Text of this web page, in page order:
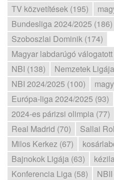
TV közvetítések (195)
Bundesliga 2024/2025 (186)
Szoboszlai Dominik (174)
Magyar labdarúgó
NBI (138)
Nemzetek
NBI 2024/2025 (100)
Európa-liga 2024/2025 (93)
2024-es párizsi olimpia (77)
Real Madrid (70)
Sallai
Milos Kerkez (67)
Bajnokok Ligája (63)
Konferencia Liga (58)